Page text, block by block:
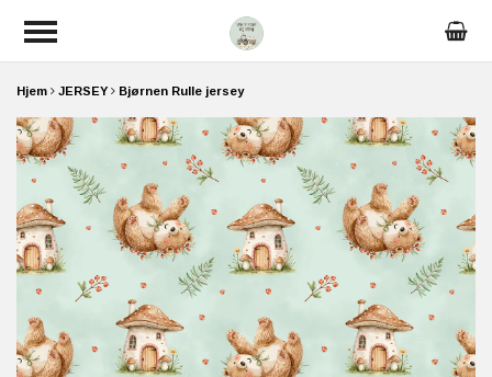
Hjem JERSEY Bjørnen Rulle jersey